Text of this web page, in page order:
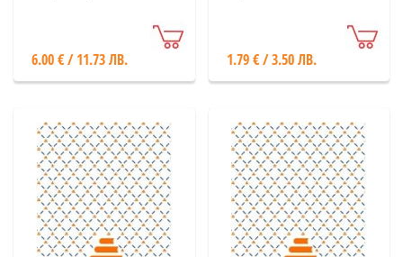
6.00 € / 11.73 ЛВ. 1.79 € / 3.50 ЛВ.